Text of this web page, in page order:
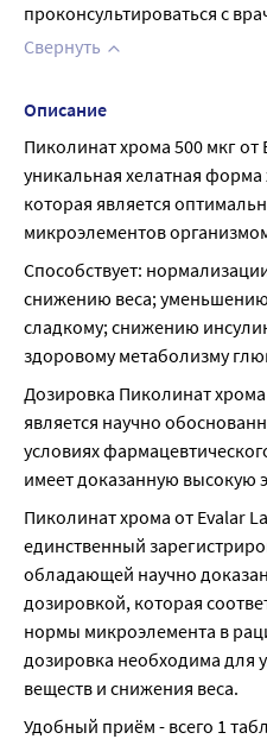
проконсультироваться с
Свернуть
Описание
Пиколинат хрома 500 мкг от
уникальная хелатная
которая является
микроэлементов
Способствует:
снижению веса; уменьшению
сладкому; снижению
здоровому метаболизму
Дозировка Пиколинат
является научно
условиях
имеет доказанную высокую
Пиколинат хрома от Evalar
единственный
обладающей научно
дозировкой, которая
нормы микроэлемента в
дозировка необходима для
веществ и снижения веса.
Удобный приём - всего 1